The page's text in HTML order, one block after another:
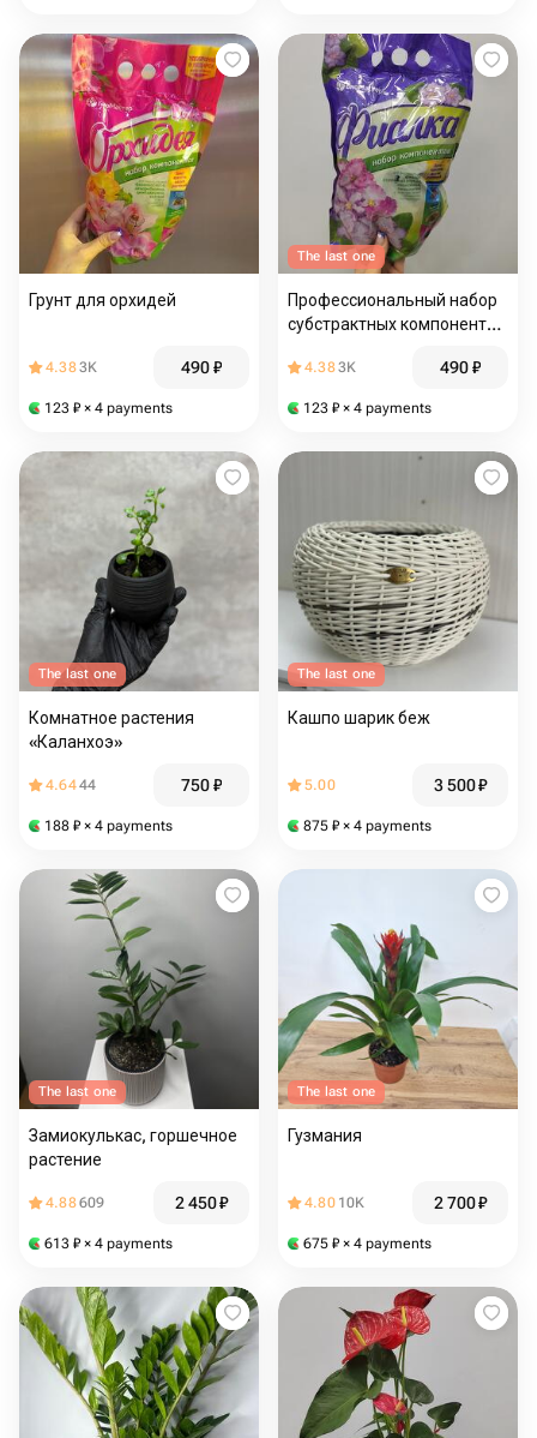
Грунт для орхидей
4.383K 490₽
123 ₽ × 4 payments
The last one
Профессиональный набор
субстрактных компонентов
4.383K 490₽
123 ₽ × 4 payments
The last one
Комнатное растения
«Каланхоэ»
4.6444 750₽
188 ₽ × 4 payments
The last one
Кашпо шарик беж
5.00 3 500₽
875 ₽ × 4 payments
The last one
Замиокулькас, горшечное
растение
4.88609 2 450₽
613 ₽ × 4 payments
The last one
Гузмания
4.80 10K 2 700₽
675 ₽ × 4 payments